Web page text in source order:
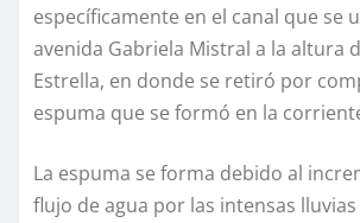
específicamente en el canal que se
avenida Gabriela Mistral a la altura
Estrella, en donde se retiró por
espuma que se formó en la
La espuma se forma debido al
flujo de agua por las intensas